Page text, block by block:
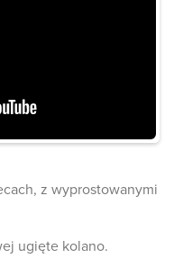
z wyprostowanymi
ugięte kolano.